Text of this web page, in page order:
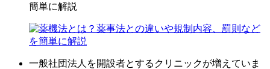
簡単に解説
一般社団法人を開設者とするクリニックが増えていま